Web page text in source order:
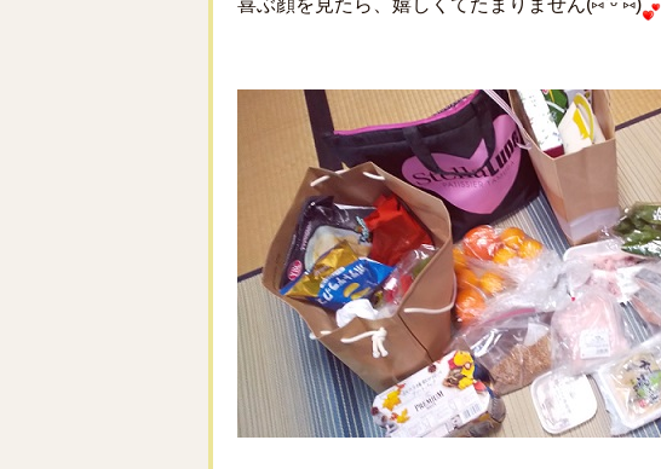
喜ぶ顔を見たら、嬉しくてたまりません(⑅ˊᵕˋ⑅)